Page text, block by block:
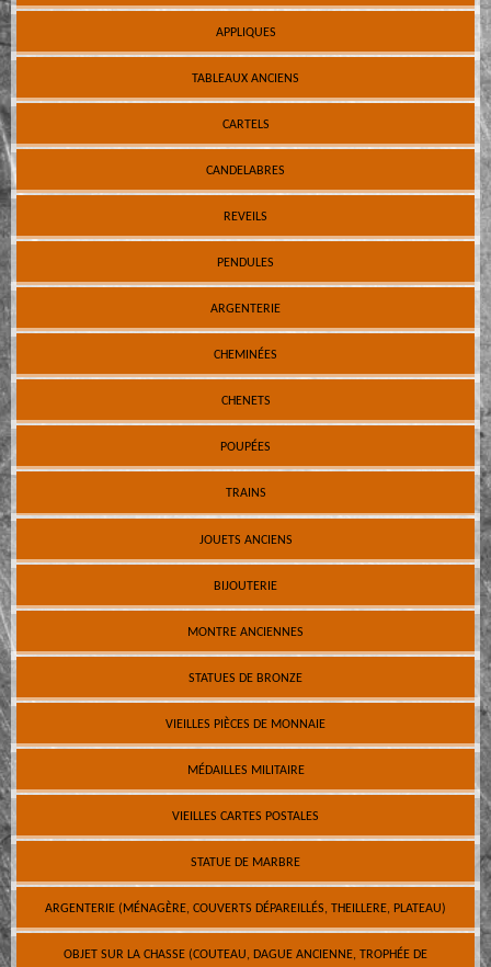
APPLIQUES
TABLEAUX ANCIENS
CARTELS
CANDELABRES
REVEILS
PENDULES
ARGENTERIE
CHEMINÉES
CHENETS
POUPÉES
TRAINS
JOUETS ANCIENS
BIJOUTERIE
MONTRE ANCIENNES
STATUES DE BRONZE
VIEILLES PIÈCES DE MONNAIE
MÉDAILLES MILITAIRE
VIEILLES CARTES POSTALES
STATUE DE MARBRE
ARGENTERIE (MÉNAGÈRE, COUVERTS DÉPAREILLÉS, THEILLERE, PLATEAU)
OBJET SUR LA CHASSE (COUTEAU, DAGUE ANCIENNE, TROPHÉE DE